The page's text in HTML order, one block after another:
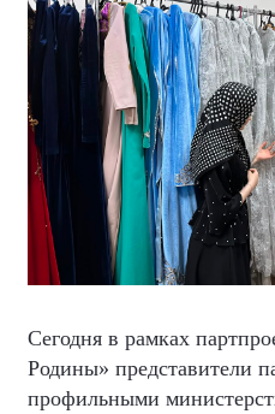
Сегодня в рамках
Родины» представители
профильными